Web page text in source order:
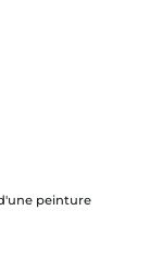
peinture